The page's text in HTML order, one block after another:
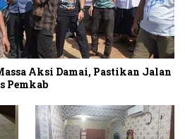
Aksi Damai, Pastikan Jalan
Pemkab